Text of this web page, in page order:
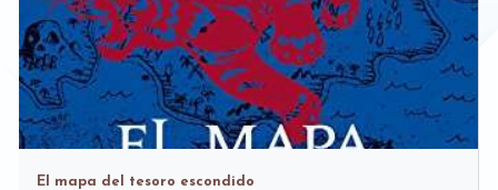
El mapa del tesoro escondido